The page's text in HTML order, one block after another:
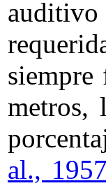
auditivo
metros,
al., 1957